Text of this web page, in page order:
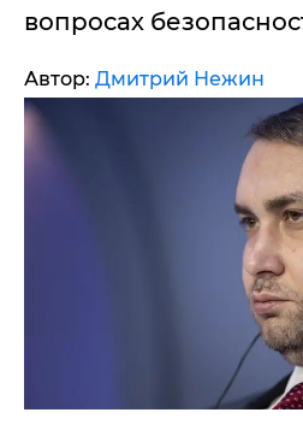
вопросах
Автор: Дмитрий Нежин